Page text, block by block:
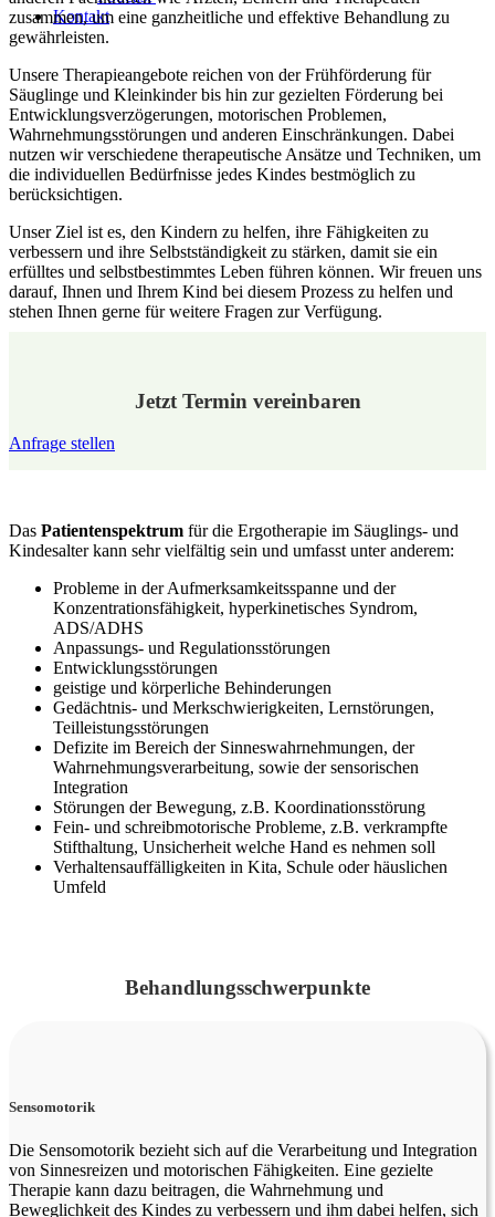
Kontakt
zusammen, um eine ganzheitliche und effektive Behandlung zu
gewährleisten.
Unsere Therapieangebote reichen von der Frühförderung für
Säuglinge und Kleinkinder bis hin zur gezielten Förderung bei
Entwicklungsverzögerungen, motorischen Problemen,
Wahrnehmungsstörungen und anderen Einschränkungen. Dabei
nutzen wir verschiedene therapeutische Ansätze und Techniken, um
die individuellen Bedürfnisse jedes Kindes bestmöglich zu
berücksichtigen.
Unser Ziel ist es, den Kindern zu helfen, ihre Fähigkeiten zu
verbessern und ihre Selbstständigkeit zu stärken, damit sie ein
erfülltes und selbstbestimmtes Leben führen können. Wir freuen uns
darauf, Ihnen und Ihrem Kind bei diesem Prozess zu helfen und
stehen Ihnen gerne für weitere Fragen zur Verfügung.
Jetzt Termin vereinbaren
Anfrage stellen
Das Patientenspektrum für die Ergotherapie im Säuglings- und
Kindesalter kann sehr vielfältig sein und umfasst unter anderem:
Probleme in der Aufmerksamkeitsspanne und der
Konzentrationsfähigkeit, hyperkinetisches Syndrom,
ADS/ADHS
Anpassungs- und Regulationsstörungen
Entwicklungsstörungen
geistige und körperliche Behinderungen
Gedächtnis- und Merkschwierigkeiten, Lernstörungen,
Teilleistungsstörungen
Defizite im Bereich der Sinneswahrnehmungen, der
Wahrnehmungsverarbeitung, sowie der sensorischen
Integration
Störungen der Bewegung, z.B. Koordinationsstörung
Fein- und schreibmotorische Probleme, z.B. verkrampfte
Stifthaltung, Unsicherheit welche Hand es nehmen soll
Verhaltensauffälligkeiten in Kita, Schule oder häuslichen
Umfeld
Behandlungsschwerpunkte
Sensomotorik
Die Sensomotorik bezieht sich auf die Verarbeitung und Integration
von Sinnesreizen und motorischen Fähigkeiten. Eine gezielte
Therapie kann dazu beitragen, die Wahrnehmung und
Beweglichkeit des Kindes zu verbessern und ihm dabei helfen, sich